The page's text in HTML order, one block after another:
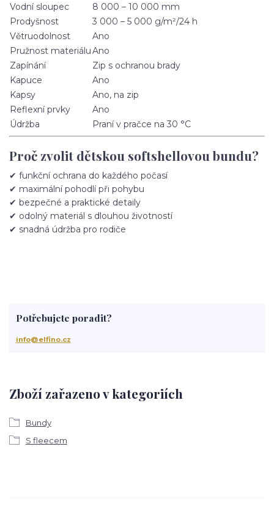
Vodní sloupec
8 000 – 10 000 mm
Prodyšnost
3 000 – 5 000 g/m²/24 h
Větruodolnost
Ano
Pružnost materiáluAno
Zapínání
Zip s ochranou brady
Kapuce
Ano
Kapsy
Ano, na zip
Reflexní prvky
Ano
Údržba
Praní v pračce na 30 °C
Proč zvolit dětskou softshellovou bundu?
✔ funkční ochrana do každého počasí
✔ maximální pohodlí při pohybu
✔ bezpečné a praktické detaily
✔ odolný materiál s dlouhou životností
✔ snadná údržba pro rodiče
Zboží zařazeno v kategoriích
Bundy
S fleecem
Potřebujete poradit?
info@elfino.cz